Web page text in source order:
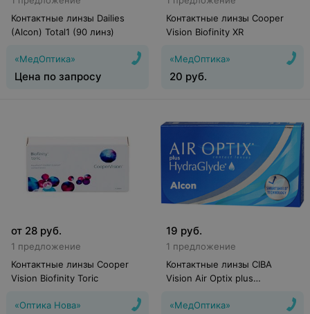
Контактные линзы Dailies
(Alcon) Total1 (90 линз)
«МедОптика»
Цена по запросу
Контактные линзы Cooper
Vision Biofinity XR
«МедОптика»
20 руб.
от 28 руб.
1 предложение
Контактные линзы Cooper
Vision Biofinity Toric
«Оптика Нова»
19 руб.
1 предложение
Контактные линзы CIBA
Vision Air Optix plus
«МедОптика»